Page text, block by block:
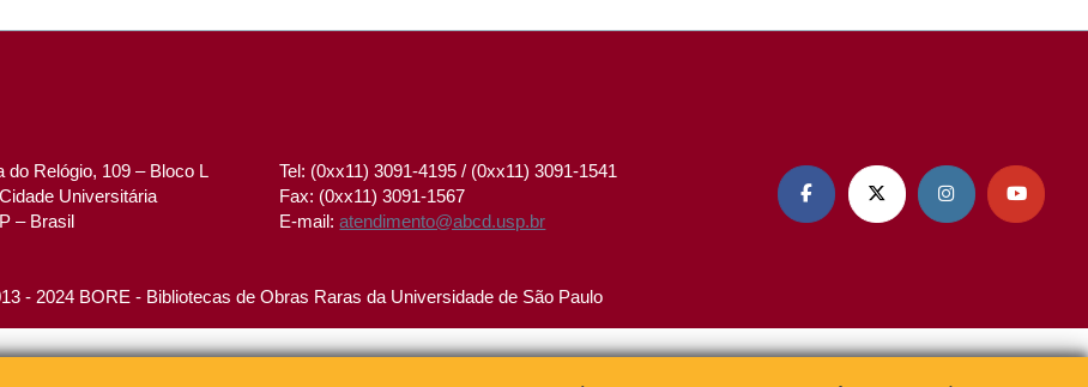
do Relógio, 109 – Bloco L
Universitária
– Brasil
Tel: (0xx11) 3091-4195 / (0xx11) 3091-1541
Fax: (0xx11) 3091-1567
E-mail:atendimento@abcd.usp.br
   
- 2024 BORE - Bibliotecas de Obras Raras da Universidade de São Paulo